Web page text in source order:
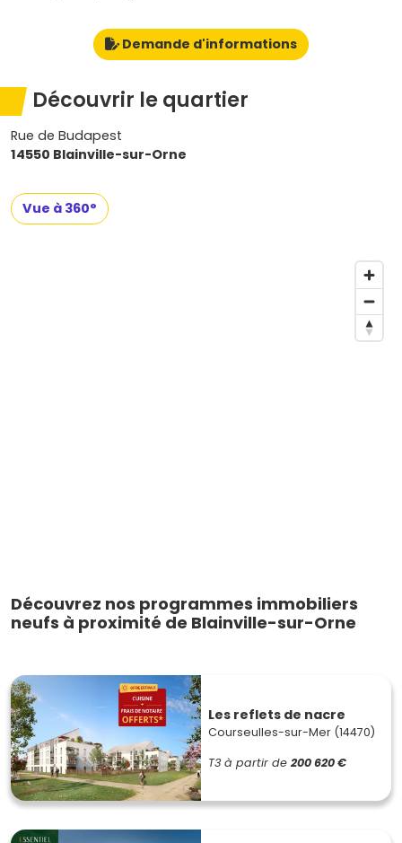
Demande d'informations
Découvrir le quartier
Rue de Budapest
14550 Blainville-sur-Orne
Vue à 360°
Découvrez nos programmes immobiliers
neufs à proximité de Blainville-sur-Orne
Les reflets de nacre
Courseulles-sur-Mer (14470)
T3 à partir de 200 620 €